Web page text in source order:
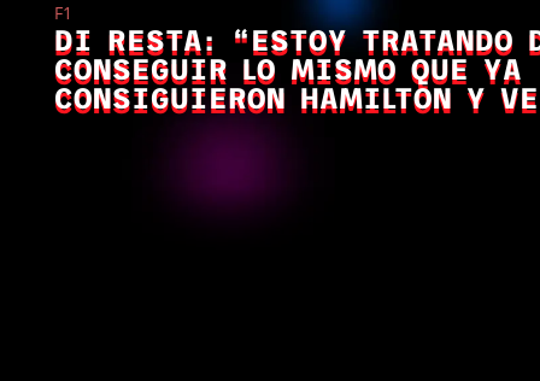
F1
DI RESTA: “ESTOY TRATANDO
CONSEGUIR LO MISMO QUE YA
CONSIGUIERON HAMILTON Y